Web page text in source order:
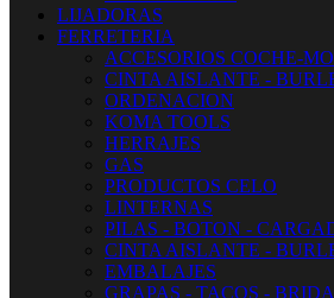
LIJADORAS
FERRETERIA
ACCESORIOS COCHE-
CINTA AISLANTE -
ORDENACION
KOMA TOOLS
HERRAJES
GAS
PRODUCTOS CELO
LINTERNAS
PILAS - BOTON -
CINTA AISLANTE -
EMBALAJES
GRAPAS - TACOS -